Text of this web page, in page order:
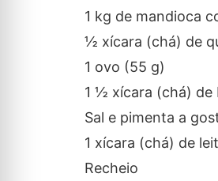
1 kg de mandioca
½ xícara (chá) de
1 ovo (55 g)
1 ½ xícara (chá) de
Sal e pimenta a
1 xícara (chá) de
Recheio